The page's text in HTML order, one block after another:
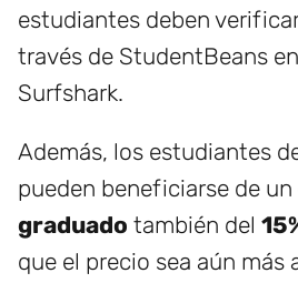
estudiantes deben
través de StudentBeans
Surfshark.
Además, los estudiantes
pueden beneficiarse de un
graduado también del
que el precio sea aún más